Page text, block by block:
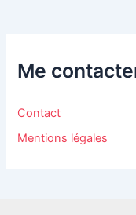
Me
Contact
Mentions légales